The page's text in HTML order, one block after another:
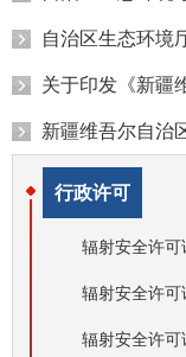
自治区生态环境
关于印发《新疆
新疆维吾尔自治
行政许可
辐射安全许
辐射安全许
辐射安全许可